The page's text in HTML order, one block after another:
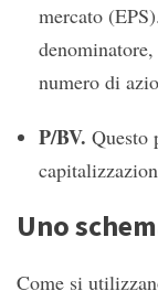
mercato
numero di
P/BV. Questo
Uno
Come si